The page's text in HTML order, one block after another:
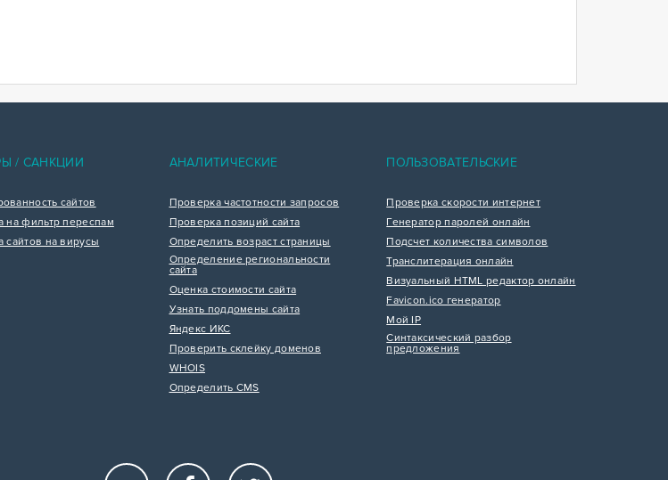
/ САНКЦИИ
сайтов
на фильтр переспам
сайтов на вирусы
АНАЛИТИЧЕСКИЕ
Проверка частотности запросов
Проверка позиций сайта
Определить возраст страницы
Определение региональности
сайта
Оценка стоимости сайта
Узнать поддомены сайта
Яндекс ИКС
Проверить склейку доменов
WHOIS
Определить CMS
ПОЛЬЗОВАТЕЛЬСКИЕ
Проверка скорости интернет
Генератор паролей онлайн
Подсчет количества символов
Транслитерация онлайн
Визуальный HTML редактор онлайн
Favicon.ico генератор
Мой IP
Синтаксический разбор
предложения